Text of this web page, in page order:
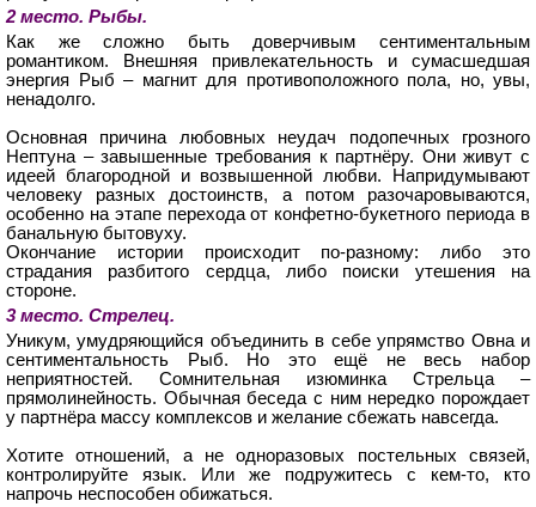
2 место. Рыбы.
Как же сложно быть доверчивым сентиментальным
романтиком. Внешняя привлекательность и сумасшедшая
энергия Рыб – магнит для противоположного пола, но, увы,
ненадолго.
Основная причина любовных неудач подопечных грозного
Нептуна – завышенные требования к партнёру. Они живут с
идеей благородной и возвышенной любви. Напридумывают
человеку разных достоинств, а потом разочаровываются,
особенно на этапе перехода от конфетно-букетного периода в
банальную бытовуху.
Окончание истории происходит по-разному: либо это
страдания разбитого сердца, либо поиски утешения на
стороне.
3 место. Стрелец.
Уникум, умудряющийся объединить в себе упрямство Овна и
сентиментальность Рыб. Но это ещё не весь набор
неприятностей. Сомнительная изюминка Стрельца –
прямолинейность. Обычная беседа с ним нередко порождает
у партнёра массу комплексов и желание сбежать навсегда.
Хотите отношений, а не одноразовых постельных связей,
контролируйте язык. Или же подружитесь с кем-то, кто
напрочь неспособен обижаться.